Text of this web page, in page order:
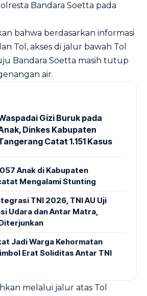
Bandara Soetta pada
bahwa berdasarkan informasi
Tol, akses di jalur bawah Tol
Bandara Soetta masih tutup
air.
Gizi Buruk pada
Dinkes Kabupaten
Catat 1.151 Kasus
Anak di Kabupaten
Mengalami Stunting
TNI 2026, TNI AU Uji
Udara dan Antar Matra,
Jadi Warga Kehormatan
Erat Soliditas Antar TNI
melalui jalur atas Tol